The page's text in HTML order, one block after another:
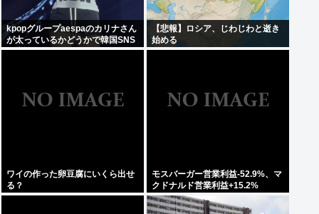
kpopグループaespaのカリナさん
が太っているかどうかで韓国SNS
が大論争に…！！！
【悲報】ロシア、じわじわと逝き
始める
ワイの作った卵豆腐にいくら出せ
る？
モスバーガー営業利益-52.9%、マ
クドナルド営業利益+15.2%